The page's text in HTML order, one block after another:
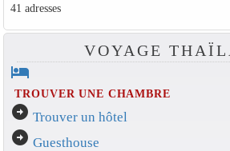
41 adresses
VOYAGE
hotel
TROUVER UNE CHAMBRE
arrow_circle_right Trouver un hôtel
arrow_circle_right Guesthouse